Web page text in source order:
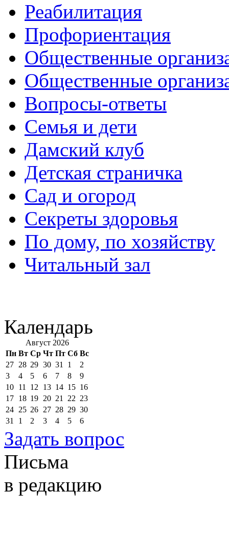
Реабилитация
Профориентация
Общественные
Общественные
Вопросы-ответы
Семья и дети
Дамский клуб
Детская страничка
Сад и огород
Секреты здоровья
По дому, по хозяйству
Читальный зал
Календарь
Август 2026
Пн Вт Ср Чт Пт Сб Вс
27 28 29 30 31 1
2
3
4 5 6 7 8
9
10 11 12 13 14 15 16
17 18 19 20 21 22 23
24 25 26 27 28 29 30
31
1 2 3 4 5 6
Задать вопрос
Письма
в редакцию